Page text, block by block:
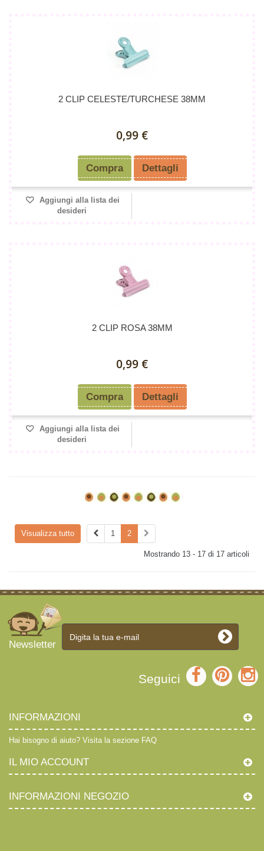
2 CLIP CELESTE/TURCHESE 38MM
0,99 €
Compra Dettagli
Aggiungi alla lista dei
desideri
2 CLIP ROSA 38MM
0,99 €
Compra Dettagli
Aggiungi alla lista dei
desideri
Visualizza tutto 1 2
Mostrando 13 - 17 di 17 articoli
Newsletter
Seguici
INFORMAZIONI
Hai bisogno di aiuto? Visita la sezione FAQ
IL MIO ACCOUNT
INFORMAZIONI NEGOZIO